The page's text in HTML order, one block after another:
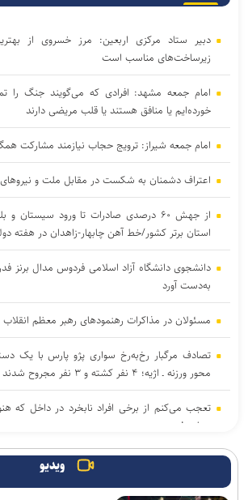
دبیر ستاد مرکزی اربعین: مرز خسروی از
زیرساخت‌های مناسب است
امام جمعه مشهد: افرادی که می‌گویند جنگ را
خورده‌ایم یا منافق هستند یا قلب مریضی دارند
امام جمعه شیراز: ترویج حجاب نیازمند مشارکت
اعتراف دشمنان به شکست در مقابل ملت و
استان برتر کشور/خط آهن چابهار-زاهدان در هفته
به‌دست آورد
مسئولان در مذاکرات رهنمود‌های رهبر معظم انقلاب
تصادف مرگبار رخ‌به‌رخ سواری پژو پارس با یک
محور ورزنه ـ اژیه؛ ۴ نفر کشته و ۳ نفر مجروح شدند
تعجب می‌کنم از برخی افراد نابخرد در داخل که
بسازید!
امام جمعه کرمانشاه: مراسم رحلت پیامبر(ص) و
ویدیو